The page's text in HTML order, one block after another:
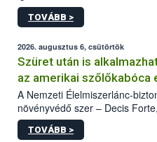
kőrisrontó karcsúdíszbogár
kártevőt nem csak
az intenzív felderítést, emellett
hatósággal is összehangolják
TOVÁBB >
2026. augusztus 6, csütörtök
Szüret után is
az amerikai szőlőkabóca
A Nemzeti Élelmiszerlánc-
növényvédő szer – Decis
engedélyokiratát módosította,
egészen a vesszőérettség
TOVÁBB >